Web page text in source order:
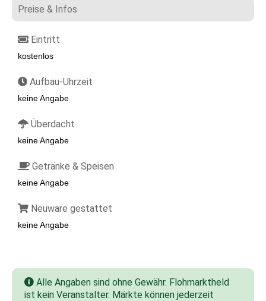
Preise & Infos
Eintritt
kostenlos
Aufbau-Uhrzeit
keine Angabe
Überdacht
keine Angabe
Getränke & Speisen
keine Angabe
Neuware gestattet
keine Angabe
Alle Angaben sind ohne Gewähr. Flohmarktheld
ist kein Veranstalter. Märkte können jederzeit